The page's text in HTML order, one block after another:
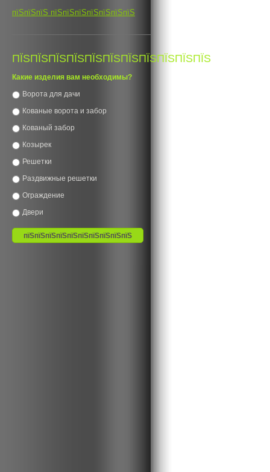
пїЅпїЅпїЅ пїЅпїЅпїЅпїЅпїЅпїЅпїЅ
ПЇЅПЇЅПЇЅПЇЅПЇЅПЇЅПЇЅПЇЅПЇЅПЇЅПЇЅ
Какие изделия вам необходимы?
Ворота для дачи
Кованые ворота и забор
Кованый забор
Козырек
Решетки
Раздвижные решетки
Ограждение
Двери